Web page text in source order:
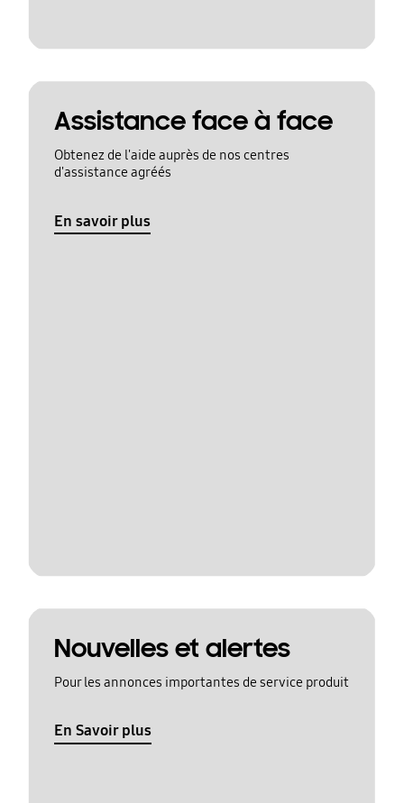
Assistance face à face
Obtenez de l'aide auprès de nos centres
d'assistance agréés
En savoir plus
Nouvelles et alertes
Pour les annonces importantes de service produit
En Savoir plus